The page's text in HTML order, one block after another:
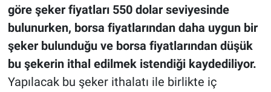
göre şeker fiyatları 550 dolar seviyesinde
bulunurken, borsa fiyatlarından daha uygun bir
şeker bulunduğu ve borsa fiyatlarından düşük
bu şekerin ithal edilmek istendiği kaydediliyor.
Yapılacak bu şeker ithalatı ile birlikte iç